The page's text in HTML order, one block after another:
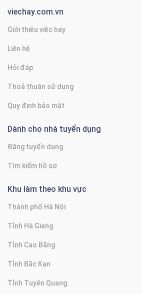
viechay.com.vn
Giới thiệu việc hay
Liên hệ
Hỏi đáp
Thoả thuận sử dụng
Quy định bảo mật
Dành cho nhà tuyển dụng
Đăng tuyển dụng
Tìm kiếm hồ sơ
Khu làm theo khu vực
Thành phố Hà Nội
Tỉnh Hà Giang
Tỉnh Cao Bằng
Tỉnh Bắc Kạn
Tỉnh Tuyên Quang